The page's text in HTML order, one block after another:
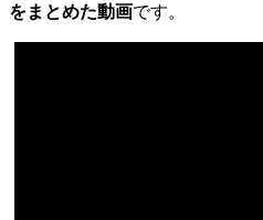
をまとめた動画です。